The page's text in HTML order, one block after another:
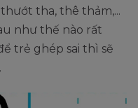
tha, thê thảm,...
như thế nào rất
trẻ ghép sai thì sẽ